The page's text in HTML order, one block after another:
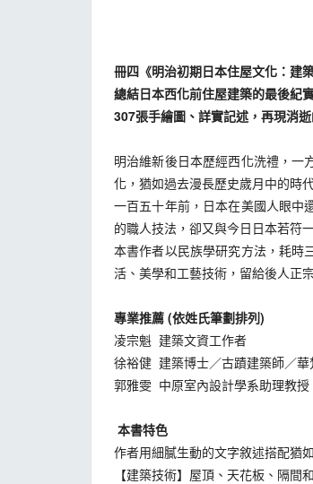
冊四《明治初期日本住屋文化：建
總結日本西化前住屋建築的最後紀
307張手繪圖、詳實記述，再現消
明治維新後日本歷經西化洗禮，一
化，猶如過去漫長歷史歲月中的時
一百五十年前，日本在美國人眼中
的職人技法，卻又與今日日本若符
本書作者以民族學研究方法，耗時
活、美學和工藝技術，留給後人正
專業推薦 (依姓氏筆劃排列)
凌宗魁 建築文資工作者
徐裕健 建築博士／古蹟建築師／
郭雅雯 中原室內設計學系助理教授
本書特色
作者用細膩生動的文字敘述搭配猶
【建築技術】屋頂、天花板、隔